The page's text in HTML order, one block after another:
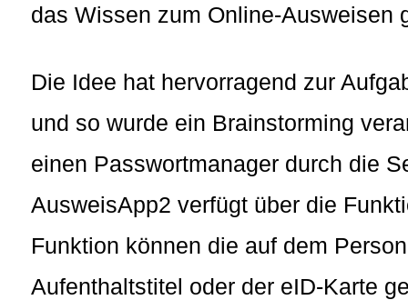
das Wissen zum Online-Ausweisen
Die Idee hat hervorragend zur
und so wurde ein Brainstorming
einen Passwortmanager durch die
AusweisApp2 verfügt über die
Funktion können die auf dem
Aufenthaltstitel oder der eID-Karte